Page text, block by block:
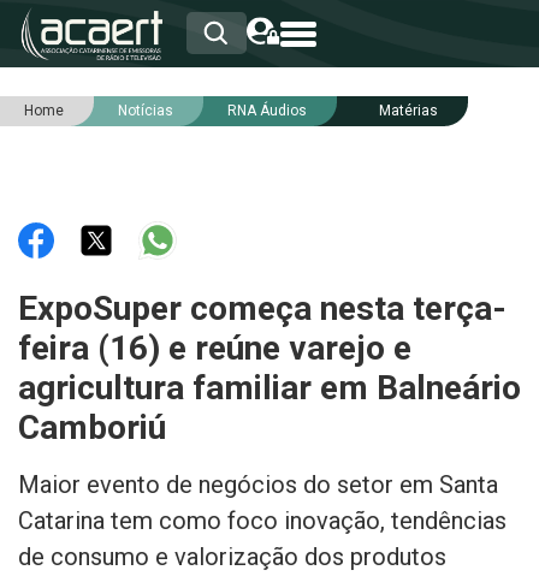
HOME
RNA
NOTÍCIAS
INTEGRIDADE
Home Notícias RNA Áudios Matérias
ExpoSuper começa nesta terça-
feira (16) e reúne varejo e
agricultura familiar em Balneário
Camboriú
Maior evento de negócios do setor em Santa
Catarina tem como foco inovação, tendências
de consumo e valorização dos produtos